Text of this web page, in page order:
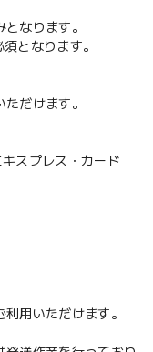
なります。
となります。
だけます。
スプレス・カード
用いただけます。